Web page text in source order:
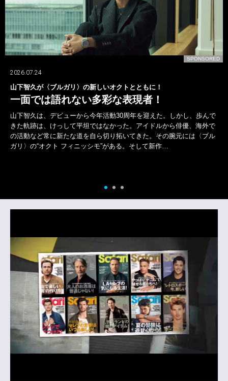
SPONSORED
2026.07.24
山下智久が〈ブルガリ〉の新しいオクトとともに！
一面では語れない多彩な表現者！
山下智久は、デビューから今年活動30周年を迎えた。しかし、歩んで
きた軌跡は、けっして平坦ではなかった。アイドルから俳優、海外で
の活動など常に新たな道を自ら切り拓いてきた。その腕元には〈ブル
ガリ〉の“オクト フィニッシモ”がある。そして新作…